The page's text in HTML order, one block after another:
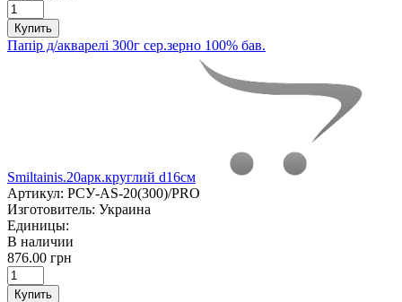
Купить
Папір д/акварелі 300г сер.зерно 100% бав.
Smiltainis.20арк.круглий d16см
Артикул: РСУ-AS-20(300)/PRO
Изготовитель: Украина
Единицы:
В наличии
876.00 грн
Купить